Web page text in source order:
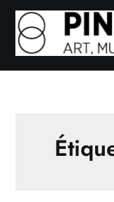
Skip
content